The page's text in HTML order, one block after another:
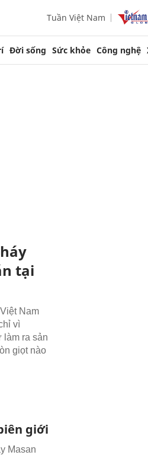
Tuần Việt Nam
Đời sống Sức khỏe Công nghệ
tại
Nam
vì
làm ra sản
giọt nào
giới
Masan